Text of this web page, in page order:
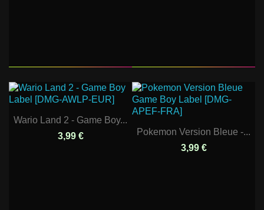
Wario Land 2 - Game Boy...
3,99 €
Pokemon Version Bleue -...
3,99 €